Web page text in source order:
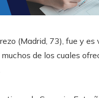
(Madrid, 73), fue y es
de los cuales